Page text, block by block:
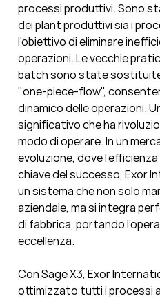
processi produttivi. Sono
dei plant produttivi sia i
l'obiettivo di eliminare
operazioni. Le vecchie
batch sono state
"one-piece-flow",
dinamico delle operazioni.
significativo che ha
modo di operare. In un
evoluzione, dove
chiave del successo, Exor
un sistema che non solo
aziendale, ma si integra
di fabbrica, portando
eccellenza.
Con Sage X3, Exor
ottimizzato tutti i processi